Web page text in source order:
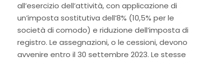
all’esercizio dell’attività, con applicazione di
un’imposta sostitutiva dell’8% (10,5% per le
società di comodo) e riduzione dell’imposta di
registro. Le assegnazioni, o le cessioni, devono
avvenire entro il 30 settembre 2023. Le stesse